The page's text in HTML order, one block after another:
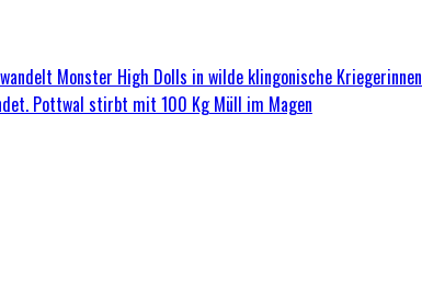
Monster High Dolls in wilde klingonische Kriegerinnen
Pottwal stirbt mit 100 Kg Müll im Magen